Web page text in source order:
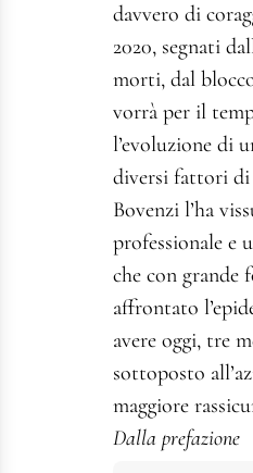
davvero di
2020, segnati
morti, dal
vorrà per il
l’evoluzione di
diversi fattori di
Bovenzi l’ha
professionale e
che con grande
affrontato
avere oggi, tre
sottoposto
maggiore
Dalla prefazione